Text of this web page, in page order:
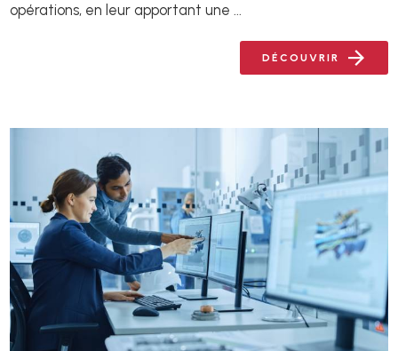
opérations, en leur apportant une ...
DÉCOUVRIR